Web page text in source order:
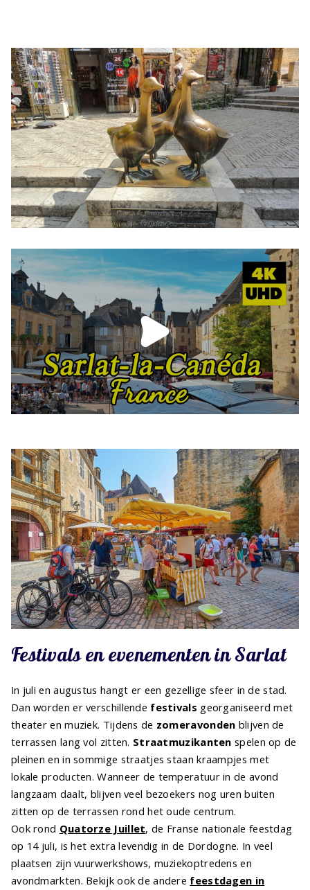
Festivals en evenementen in Sarlat
In juli en augustus hangt er een gezellige sfeer in de stad.
Dan worden er verschillende festivals georganiseerd met
theater en muziek. Tijdens de zomeravonden blijven de
terrassen lang vol zitten. Straatmuzikanten spelen op de
pleinen en in sommige straatjes staan kraampjes met
lokale producten. Wanneer de temperatuur in de avond
langzaam daalt, blijven veel bezoekers nog uren buiten
zitten op de terrassen rond het oude centrum.
Ook rond Quatorze Juillet, de Franse nationale feestdag
op 14 juli, is het extra levendig in de Dordogne. In veel
plaatsen zijn vuurwerkshows, muziekoptredens en
avondmarkten. Bekijk ook de andere feestdagen in